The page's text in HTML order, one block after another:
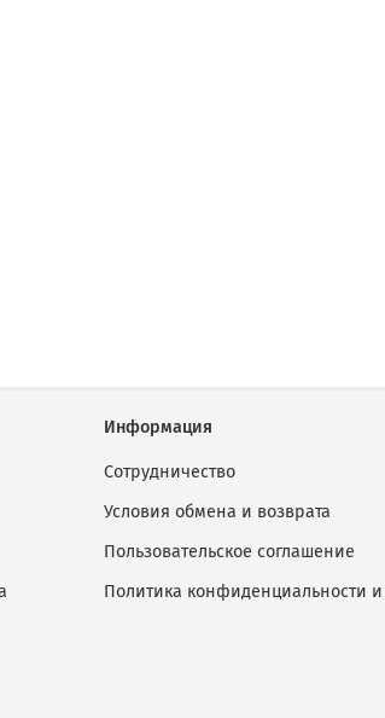
Информация
Сотрудничество
Условия обмена и возврата
Пользовательское соглашение
Политика конфиденциальности